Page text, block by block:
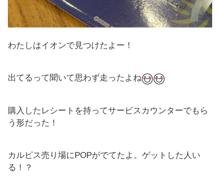
わたしはイオンで見つけたよー！
出てるって聞いて思わず走ったよね
購入したレシートを持ってサービスカウンターでもら
う形だった！
カルピス売り場にPOPがでてたよ。ゲットした人い
る！？